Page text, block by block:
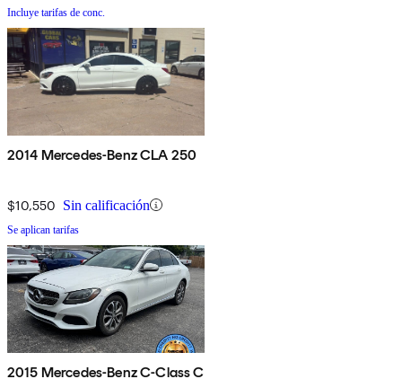
Incluye tarifas de conc.
2014 Mercedes-Benz CLA 250
$10,550 Sin calificación
Se aplican tarifas
2015 Mercedes-Benz C-Class C